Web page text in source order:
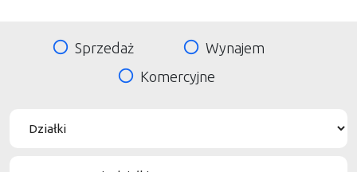
Sprzedaż
Wynajem
Komercyjne